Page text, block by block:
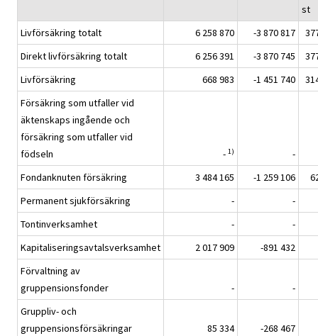
st
Livförsäkring totalt
6 258 870 -3 870 817
Direkt livförsäkring totalt
6 256 391 -3 870 745
Livförsäkring
668 983 -1 451 740
Försäkring som utfaller vid
äktenskaps ingående och
försäkring som utfaller vid
födseln
- 1)
-
Fondanknuten försäkring
3 484 165 -1 259 106
Permanent sjukförsäkring
-
-
Tontinverksamhet
-
-
Kapitaliseringsavtalsverksamhet
2 017 909
-891 432
Förvaltning av
gruppensionsfonder
-
-
Gruppliv- och
gruppensionsförsäkringar
85 334
-268 467